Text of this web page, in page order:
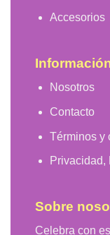
Accesorios
Nosotros
Contacto
Términos y
Privacidad,
Sobre
Celebra con